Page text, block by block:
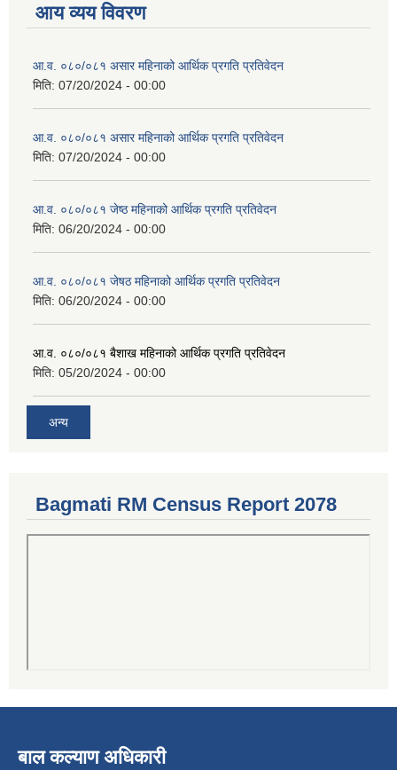
आय व्यय विवरण
आ.व. ०८०/०८१ असार महिनाको आर्थिक प्रगति प्रतिवेदन
मिति: 07/20/2024 - 00:00
आ.व. ०८०/०८१ असार महिनाको आर्थिक प्रगति प्रतिवेदन
मिति: 07/20/2024 - 00:00
आ.व. ०८०/०८१ जेष्ठ महिनाको आर्थिक प्रगति प्रतिवेदन
मिति: 06/20/2024 - 00:00
आ.व. ०८०/०८१ जेषठ महिनाको आर्थिक प्रगति प्रतिवेदन
मिति: 06/20/2024 - 00:00
आ.व. ०८०/०८१ बैशाख महिनाको आर्थिक प्रगति प्रतिवेदन
मिति: 05/20/2024 - 00:00
अन्य
Bagmati RM Census Report 2078
बाल कल्याण अधिकारी